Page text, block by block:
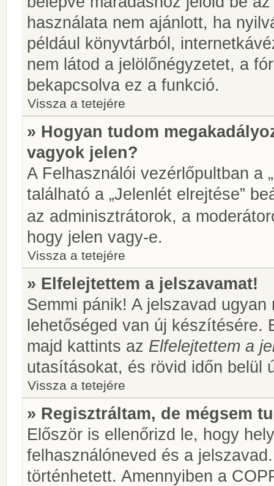
használata nem ajánlott, ha
például könyvtárból,
nem látod a jelölőnégyzetet, a
bekapcsolva ez a funkció.
Vissza a tetejére
» Hogyan tudom
vagyok jelen?
A Felhasználói vezérlőpultban a
található a „Jelenlét elrejtése”
az adminisztrátorok, a
hogy jelen vagy-e.
Vissza a tetejére
» Elfelejtettem a jelszavamat!
Semmi pánik! A jelszavad
lehetőséged van új készítésére.
majd kattints az Elfelejtettem a
utasításokat, és rövid időn belül
Vissza a tetejére
» Regisztráltam, de mégsem
Először is ellenőrizd le, hogy
felhasználóneved és a
történhetett. Amennyiben a